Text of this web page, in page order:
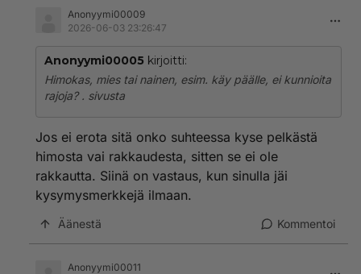
Anonyymi00009
2026-06-03 23:26:47
Anonyymi00005 kirjoitti:
Himokas, mies tai nainen, esim. käy päälle, ei kunnioita
rajoja? . sivusta
Jos ei erota sitä onko suhteessa kyse pelkästä
himosta vai rakkaudesta, sitten se ei ole
rakkautta. Siinä on vastaus, kun sinulla jäi
kysymysmerkkejä ilmaan.
Äänestä Kommentoi
Anonyymi00011